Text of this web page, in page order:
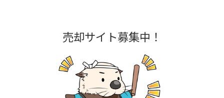
売却サイト募集中！